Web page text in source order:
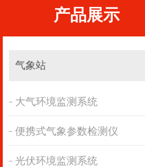
产品展示
气象站
大气环境监测系统
便携式气象参数检测仪
光伏环境监测系统